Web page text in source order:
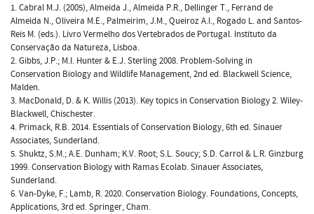
1. Cabral M.J. (2005), Almeida J., Almeida P.R., Dellinger T., Ferrand de
Almeida N., Oliveira M.E., Palmeirim, J.M., Queiroz A.I., Rogado L. and Santos-
Reis M. (eds.). Livro Vermelho dos Vertebrados de Portugal. Instituto da
Conservação da Natureza, Lisboa.
2. Gibbs, J.P.; M.I. Hunter & E.J. Sterling 2008. Problem-Solving in
Conservation Biology and Wildlife Management, 2nd ed. Blackwell Science,
Malden.
3. MacDonald, D. & K. Willis (2013). Key topics in Conservation Biology 2. Wiley-
Blackwell, Chischester.
4. Primack, R.B. 2014. Essentials of Conservation Biology, 6th ed. Sinauer
Associates, Sunderland.
5. Shuktz, S.M.; A.E. Dunham; K.V. Root; S.L. Soucy; S.D. Carrol & L.R. Ginzburg
1999. Conservation Biology with Ramas Ecolab. Sinauer Associates,
Sunderland.
6. Van-Dyke, F.; Lamb, R. 2020. Conservation Biology. Foundations, Concepts,
Applications, 3rd ed. Springer, Cham.